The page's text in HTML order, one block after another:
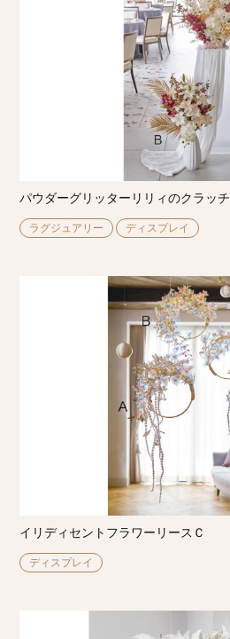
パウダーグリッターリリィのクラッチ
ラグジュアリー ディスプレイ
イリディセントフラワーリースＣ
ディスプレイ